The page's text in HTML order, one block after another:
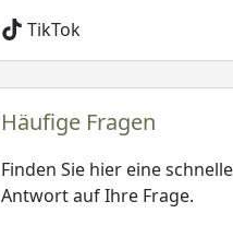
TikTok
Häufige Fragen
Finden Sie hier eine schnelle
Antwort auf Ihre Frage.